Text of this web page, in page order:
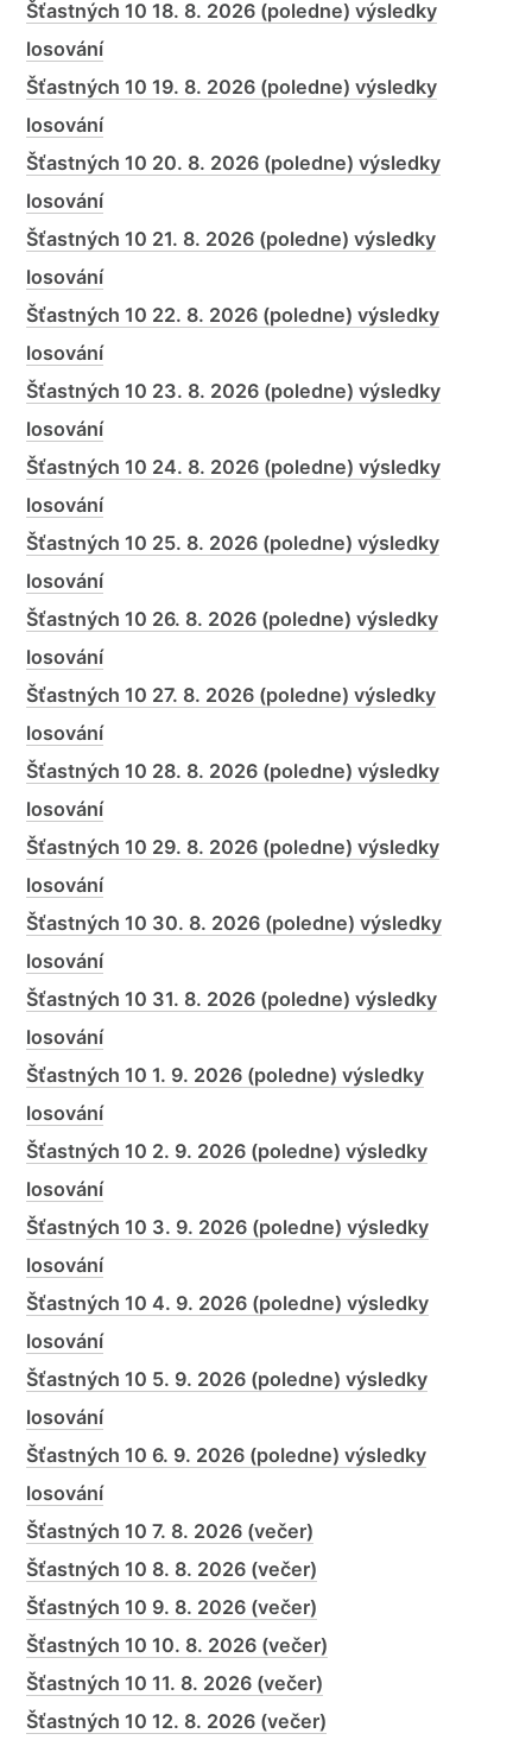
Šťastných 10 18. 8. 2026 (poledne) výsledky
losování
Šťastných 10 19. 8. 2026 (poledne) výsledky
losování
Šťastných 10 20. 8. 2026 (poledne) výsledky
losování
Šťastných 10 21. 8. 2026 (poledne) výsledky
losování
Šťastných 10 22. 8. 2026 (poledne) výsledky
losování
Šťastných 10 23. 8. 2026 (poledne) výsledky
losování
Šťastných 10 24. 8. 2026 (poledne) výsledky
losování
Šťastných 10 25. 8. 2026 (poledne) výsledky
losování
Šťastných 10 26. 8. 2026 (poledne) výsledky
losování
Šťastných 10 27. 8. 2026 (poledne) výsledky
losování
Šťastných 10 28. 8. 2026 (poledne) výsledky
losování
Šťastných 10 29. 8. 2026 (poledne) výsledky
losování
Šťastných 10 30. 8. 2026 (poledne) výsledky
losování
Šťastných 10 31. 8. 2026 (poledne) výsledky
losování
Šťastných 10 1. 9. 2026 (poledne) výsledky
losování
Šťastných 10 2. 9. 2026 (poledne) výsledky
losování
Šťastných 10 3. 9. 2026 (poledne) výsledky
losování
Šťastných 10 4. 9. 2026 (poledne) výsledky
losování
Šťastných 10 5. 9. 2026 (poledne) výsledky
losování
Šťastných 10 6. 9. 2026 (poledne) výsledky
losování
Šťastných 10 7. 8. 2026 (večer)
Šťastných 10 8. 8. 2026 (večer)
Šťastných 10 9. 8. 2026 (večer)
Šťastných 10 10. 8. 2026 (večer)
Šťastných 10 11. 8. 2026 (večer)
Šťastných 10 12. 8. 2026 (večer)